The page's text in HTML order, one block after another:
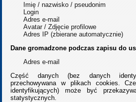
Imię / nazwisko / pseudonim
Login
Adres e-mail
Avatar / Zdjęcie profilowe
Adres IP (zbierane automatycznie)
Dane gromadzone podczas zapisu do
Adres e-mail
Część danych (bez danych
przechowywana w plikach cookies.
identyfikujących) może być
statystycznych.